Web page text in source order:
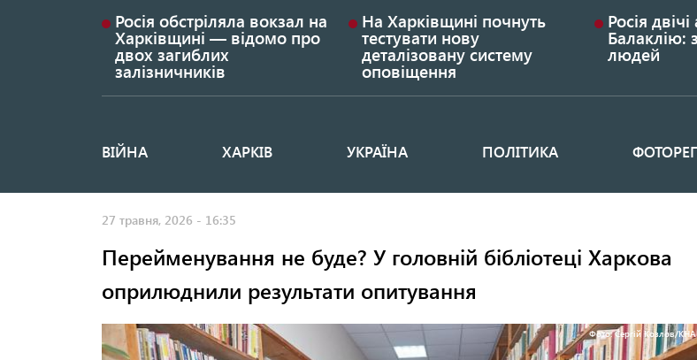
Росія обстріляла вокзал на
Харківщині — відомо про
двох загиблих
залізничників
На Харківщині почнуть
тестувати нову
деталізовану систему
оповіщення
Росія
Балаклію:
людей
Основная
ВІЙНА ХАРКІВ УКРАЇНА ПОЛІТИКА
27 травня, 2026 - 16:35
Перейменування не буде? У головній бібліотеці Харкова
оприлюднили результати опитування
Фото: Сергій Козлов/